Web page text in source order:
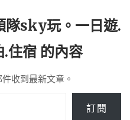
隊sky玩。一日遊.
住宿 的內容
收到最新文章。
訂閱